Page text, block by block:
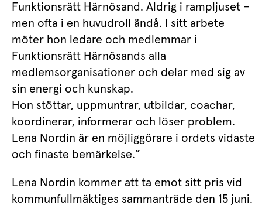
Funktionsrätt Härnösand. Aldrig i rampljuset –
men ofta i en huvudroll ändå. I sitt arbete
möter hon ledare och medlemmar i
Funktionsrätt Härnösands alla
medlemsorganisationer och delar med sig av
sin energi och kunskap.
Hon stöttar, uppmuntrar, utbildar, coachar,
koordinerar, informerar och löser problem.
Lena Nordin är en möjliggörare i ordets vidaste
och finaste bemärkelse.”
Lena Nordin kommer att ta emot sitt pris vid
kommunfullmäktiges sammanträde den 15 juni.